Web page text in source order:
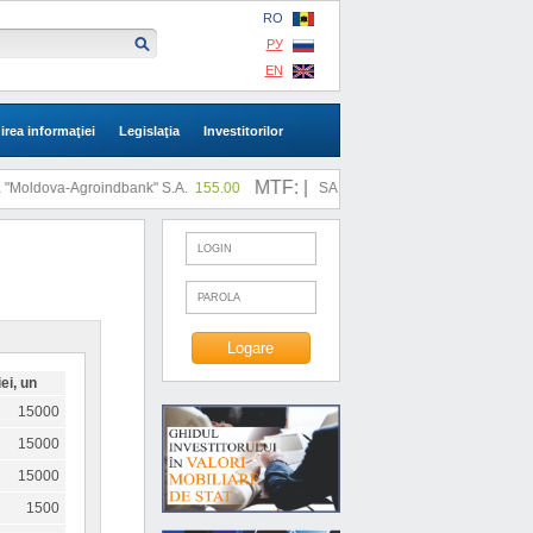
RO
РУ
EN
informaţiei Legislaţia Investitorilor
Agroindbank" S.A. 155.00 MTF: | SA "SLI"
un
15000
15000
15000
1500